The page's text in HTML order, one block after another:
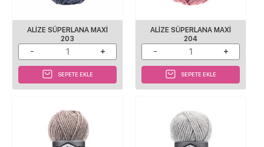
ALİZE SÜPERLANA MAXİ
203
SEPETE EKLE
ALİZE SÜPERLANA MAXİ
204
SEPETE EKLE